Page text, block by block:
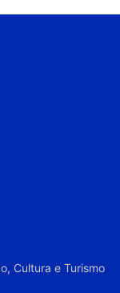
Cultura e Turismo